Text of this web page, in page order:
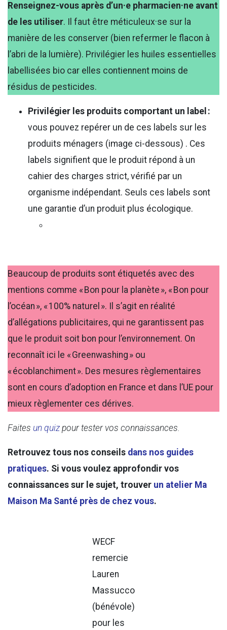
Renseignez-vous après d’un·e pharmacien·ne avant
de les utiliser. Il faut être méticuleux·se sur la
manière de les conserver (bien refermer le flacon à
l’abri de la lumière). Privilégier les huiles essentielles
labellisées bio car elles contiennent moins de
résidus de pesticides.
Privilégier les produits comportant un label :
vous pouvez repérer un de ces labels sur les
produits ménagers (image ci-dessous) . Ces
labels signifient que le produit répond à un
cahier des charges strict, vérifié par un
organisme indépendant. Seuls ces labels sont
une garantie d’un produit plus écologique.
Beaucoup de produits sont étiquetés avec des
mentions comme « Bon pour la planète », « Bon pour
l’océan », « 100% naturel ». Il s’agit en réalité
d’allégations publicitaires, qui ne garantissent pas
que le produit soit bon pour l’environnement. On
reconnaît ici le « Greenwashing » ou
« écoblanchiment ». Des mesures règlementaires
sont en cours d’adoption en France et dans l’UE pour
mieux règlementer ces dérives.
Faites un quiz pour tester vos connaissances.
Retrouvez tous nos conseils dans nos guides
pratiques. Si vous voulez approfondir vos
connaissances sur le sujet, trouver un atelier Ma
Maison Ma Santé près de chez vous.
WECF
remercie
Lauren
Massucco
(bénévole)
pour les